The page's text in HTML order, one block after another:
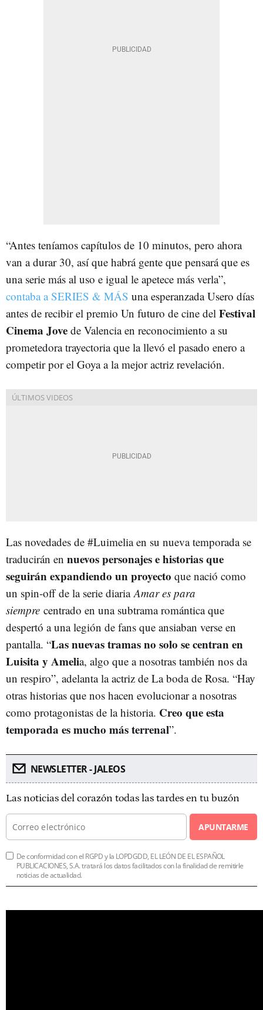
“Antes teníamos capítulos de 10 minutos, pero ahora
van a durar 30, así que habrá gente que pensará que es
una serie más al uso e igual le apetece más verla”,
contaba a SERIES & MÁS una esperanzada Usero días
antes de recibir el premio Un futuro de cine del Festival
Cinema Jove de Valencia en reconocimiento a su
prometedora trayectoria que la llevó el pasado enero a
competir por el Goya a la mejor actriz revelación.
Las novedades de #Luimelia en su nueva temporada se
traducirán en nuevos personajes e historias que
seguirán expandiendo un proyecto que nació como
un spin-off de la serie diaria Amar es para
siempre centrado en una subtrama romántica que
despertó a una legión de fans que ansiaban verse en
pantalla. “Las nuevas tramas no solo se centran en
Luisita y Amelia, algo que a nosotras también nos da
un respiro”, adelanta la actriz de La boda de Rosa. “Hay
otras historias que nos hacen evolucionar a nosotras
como protagonistas de la historia. Creo que esta
temporada es mucho más terrenal”.
NEWSLETTER - JALEOS
Las noticias del corazón todas las tardes en tu buzón
APUNTARME
De conformidad con el RGPD y la LOPDGDD, EL LEÓN DE EL ESPAÑOL
PUBLICACIONES, S.A. tratará los datos facilitados con la finalidad de remitirle
noticias de actualidad.